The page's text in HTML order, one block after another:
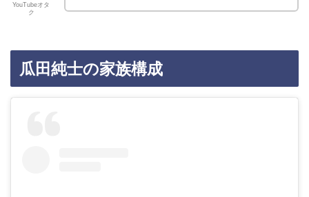
YouTubeオタ
ク
瓜田純士の家族構成